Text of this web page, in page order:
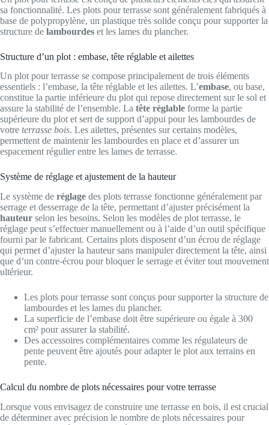
sa fonctionnalité. Les plots pour terrasse sont généralement fabriqués à
base de polypropylène, un plastique très solide conçu pour supporter la
structure de lambourdes et les lames du plancher.
Structure d’un plot : embase, tête réglable et ailettes
Un plot pour terrasse se compose principalement de trois éléments
essentiels : l’embase, la tête réglable et les ailettes. L’embase, ou base,
constitue la partie inférieure du plot qui repose directement sur le sol et
assure la stabilité de l’ensemble. La tête réglable forme la partie
supérieure du plot et sert de support d’appui pour les lambourdes de
votre terrasse bois. Les ailettes, présentes sur certains modèles,
permettent de maintenir les lambourdes en place et d’assurer un
espacement régulier entre les lames de terrasse.
Système de réglage et ajustement de la hauteur
Le système de réglage des plots terrasse fonctionne généralement par
serrage et desserrage de la tête, permettant d’ajuster précisément la
hauteur selon les besoins. Selon les modèles de plot terrasse, le
réglage peut s’effectuer manuellement ou à l’aide d’un outil spécifique
fourni par le fabricant. Certains plots disposent d’un écrou de réglage
qui permet d’ajuster la hauteur sans manipuler directement la tête, ainsi
que d’un contre-écrou pour bloquer le serrage et éviter tout mouvement
ultérieur.
Les plots pour terrasse sont conçus pour supporter la structure de
lambourdes et les lames du plancher.
La superficie de l’embase doit être supérieure ou égale à 300
cm² pour assurer la stabilité.
Des accessoires complémentaires comme les régulateurs de
pente peuvent être ajoutés pour adapter le plot aux terrains en
pente.
Calcul du nombre de plots nécessaires pour votre terrasse
Lorsque vous envisagez de construire une terrasse en bois, il est crucial
de déterminer avec précision le nombre de plots nécessaires pour